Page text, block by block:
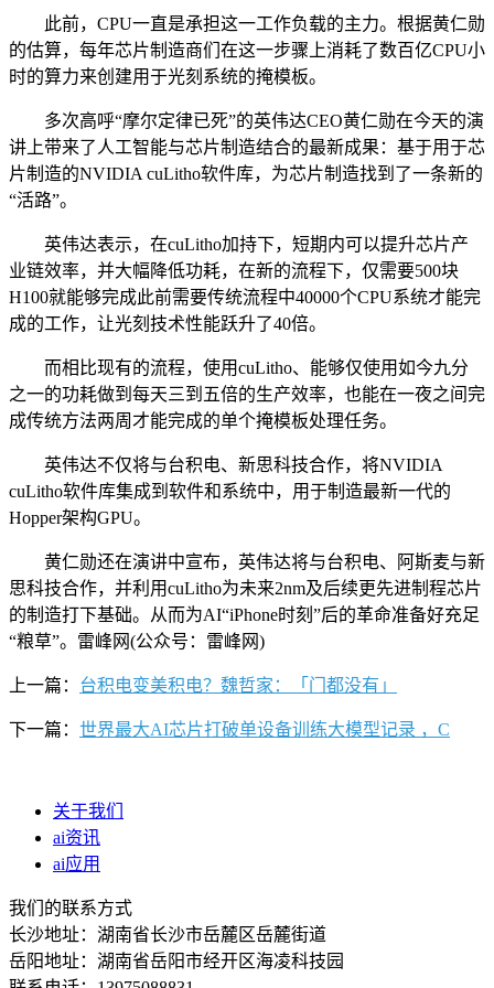
此前，CPU一直是承担这一工作负载的主力。根据黄仁勋
的估算，每年芯片制造商们在这一步骤上消耗了数百亿CPU小
时的算力来创建用于光刻系统的掩模板。
多次高呼“摩尔定律已死”的英伟达CEO黄仁勋在今天的演
讲上带来了人工智能与芯片制造结合的最新成果：基于用于芯
片制造的NVIDIA cuLitho软件库，为芯片制造找到了一条新的
“活路”。
英伟达表示，在cuLitho加持下，短期内可以提升芯片产
业链效率，并大幅降低功耗，在新的流程下，仅需要500块
H100就能够完成此前需要传统流程中40000个CPU系统才能完
成的工作，让光刻技术性能跃升了40倍。
而相比现有的流程，使用cuLitho、能够仅使用如今九分
之一的功耗做到每天三到五倍的生产效率，也能在一夜之间完
成传统方法两周才能完成的单个掩模板处理任务。
英伟达不仅将与台积电、新思科技合作，将NVIDIA
cuLitho软件库集成到软件和系统中，用于制造最新一代的
Hopper架构GPU。
黄仁勋还在演讲中宣布，英伟达将与台积电、阿斯麦与新
思科技合作，并利用cuLitho为未来2nm及后续更先进制程芯片
的制造打下基础。从而为AI“iPhone时刻”后的革命准备好充足
“粮草”。雷峰网(公众号：雷峰网)
上一篇： 台积电变美积电？魏哲家：「门都没有」
下一篇： 世界最大AI芯片打破单设备训练大模型记录 ，C
关于我们
ai资讯
ai应用
我们的联系方式
长沙地址：湖南省长沙市岳麓区岳麓街道
岳阳地址：湖南省岳阳市经开区海凌科技园